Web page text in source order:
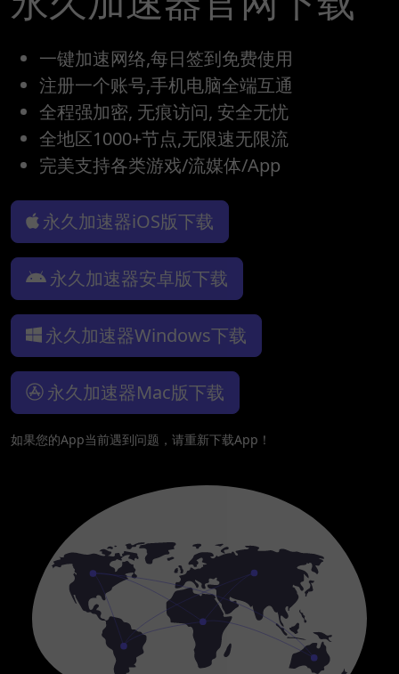
一键加速网络,每日签到免费使用
注册一个账号,手机电脑全端互通
全程强加密, 无痕访问, 安全无忧
全地区1000+节点,无限速无限流
完美支持各类游戏/流媒体/App
永久加速器iOS版下载
永久加速器安卓版下载
永久加速器Windows下载
永久加速器Mac版下载
如果您的App当前遇到问题，请重新下载App！